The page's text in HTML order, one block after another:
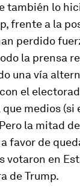
también lo
frente a la
perdido
la prensa
una vía
el
medios (si
la mitad
favor de
votaron en
de Trump.